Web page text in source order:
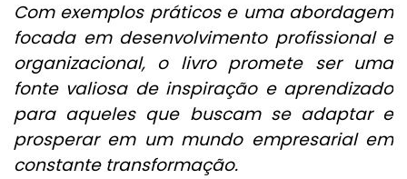
Com exemplos práticos e uma abordagem
focada em desenvolvimento profissional e
organizacional, o livro promete ser uma
fonte valiosa de inspiração e aprendizado
para aqueles que buscam se adaptar e
prosperar em um mundo empresarial em
constante transformação.